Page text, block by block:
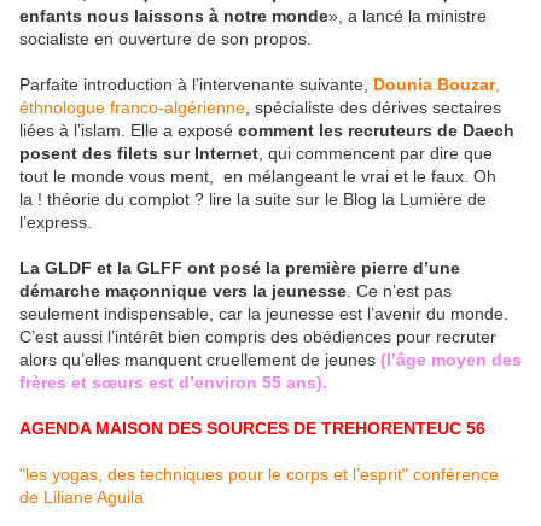
enfants nous laissons à notre monde», a lancé la ministre
socialiste en ouverture de son propos.
Parfaite introduction à l’intervenante suivante, Dounia Bouzar,
éthnologue franco-algérienne, spécialiste des dérives sectaires
liées à l’islam. Elle a exposé comment les recruteurs de Daech
posent des filets sur Internet, qui commencent par dire que
tout le monde vous ment, en mélangeant le vrai et le faux. Oh
la ! théorie du complot ? lire la suite sur le Blog la Lumière de
l’express.
La GLDF et la GLFF ont posé la première pierre d’une
démarche maçonnique vers la jeunesse. Ce n’est pas
seulement indispensable, car la jeunesse est l’avenir du monde.
C’est aussi l’intérêt bien compris des obédiences pour recruter
alors qu’elles manquent cruellement de jeunes (l’âge moyen des
frères et sœurs est d’environ 55 ans).
AGENDA MAISON DES SOURCES DE TREHORENTEUC 56
"les yogas, des techniques pour le corps et l’esprit" conférence
de Liliane Aguila